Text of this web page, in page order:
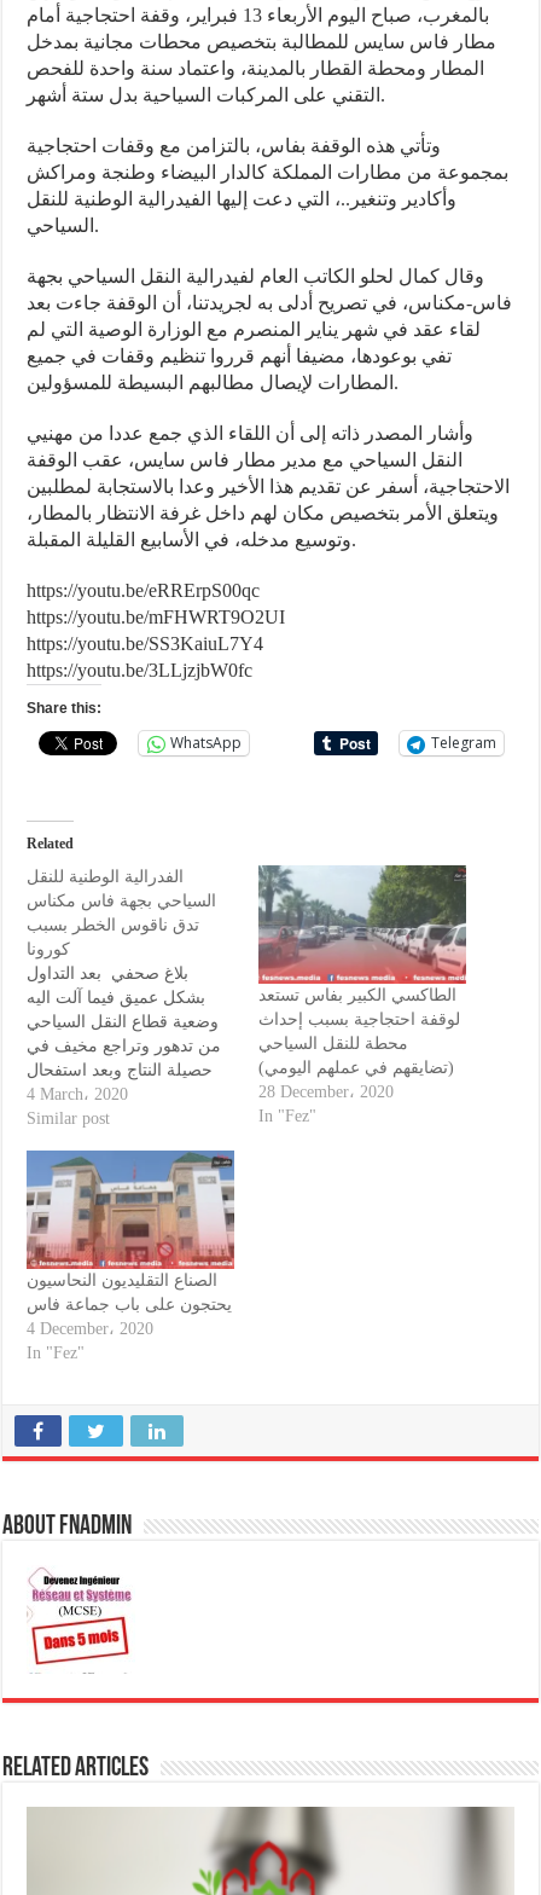
بالمغرب، صباح اليوم الأربعاء 13 فبراير، وقفة احتجاجية أمام
مطار فاس سايس للمطالبة بتخصيص محطات مجانية بمدخل
المطار ومحطة القطار بالمدينة، واعتماد سنة واحدة للفحص
التقني على المركبات السياحية بدل ستة أشهر.
وتأتي هذه الوقفة بفاس، بالتزامن مع وقفات احتجاجية
بمجموعة من مطارات المملكة كالدار البيضاء وطنجة ومراكش
وأكادير وتنغير..، التي دعت إليها الفيدرالية الوطنية للنقل
السياحي.
وقال كمال لحلو الكاتب العام لفيدرالية النقل السياحي بجهة
فاس-مكناس، في تصريح أدلى به لجريدتنا، أن الوقفة جاءت بعد
لقاء عقد في شهر يناير المنصرم مع الوزارة الوصية التي لم
تفي بوعودها، مضيفا أنهم قرروا تنظيم وقفات في جميع
المطارات لإيصال مطالبهم البسيطة للمسؤولين.
وأشار المصدر ذاته إلى أن اللقاء الذي جمع عددا من مهنيي
النقل السياحي مع مدير مطار فاس سايس، عقب الوقفة
الاحتجاجية، أسفر عن تقديم هذا الأخير وعدا بالاستجابة لمطلبين
ويتعلق الأمر بتخصيص مكان لهم داخل غرفة الانتظار بالمطار،
وتوسيع مدخله، في الأسابيع القليلة المقبلة.
https://youtu.be/eRRErpS00qc
https://youtu.be/mFHWRT9O2UI
https://youtu.be/SS3KaiuL7Y4
https://youtu.be/3LLjzjbW0fc
Share this:
WhatsApp Telegram
Related
الفدرالية الوطنية للنقل
السياحي بجهة فاس مكناس
تدق ناقوس الخطر بسبب
كورونا
بلاغ صحفي بعد التداول
بشكل عميق فيما آلت اليه
وضعية قطاع النقل السياحي
من تدهور وتراجع مخيف في
حصيلة النتاج وبعد استفحال
الوضعية العامة، وعلى اثر
ذلك تمت مراسلة مجموعة
المسؤولة للنظر في الوضعية
من خلال عقد اجتماعات ثنائية
مع الفدرالية الوطنية للنقل
السياحي، الاكثر تمثيلية،
وامام…
4 March، 2020
Similar post
الطاكسي الكبير بفاس تستعد
لوقفة احتجاجية بسبب إحداث
محطة للنقل السياحي
(تضايقهم في عملهم اليومي)
28 December، 2020
In "Fez"
الصناع التقليديون النحاسيون
يحتجون على باب جماعة فاس
4 December، 2020
In "Fez"
About fnadmin
Related Articles